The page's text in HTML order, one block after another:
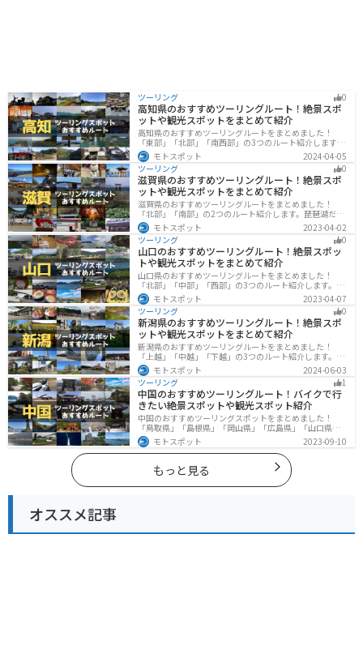
ツーリング 0
高知県のおすすめツーリングルート！絶景スポ
ットや観光スポットをまとめて紹介
高知県のおすすめツーリングルートをまとめました！
「東部」「北部」「南西部」の3つのルート紹介します。
山と海どちらも楽しめるスポットが多数あり、様々な楽
しみ方ができます。バイクで高知県にツーリングに行く
際は参考にしてください。
モトスポット
2024-04-05
ツーリング
0
滋賀県のおすすめツーリングルート！絶景スポ
ットや観光スポットをまとめて紹介
滋賀県のおすすめツーリングルートをまとめました！
「北部」「南部」の2つのルート紹介します。琵琶湖だけ
でなく、比叡山ドライブウェイなどの山を楽しめるスポ
ットも多数あります。バイクで滋賀県にツーリングに行
く際は参考にしてください。
モトスポット
2023-04-02
ツーリング
0
山口のおすすめツーリングルート！絶景スポッ
トや観光スポットをまとめて紹介
山口県のおすすめツーリングルートをまとめました！
「北部」「中部」「西部」の3つのルート紹介します。美
しい海岸線や山々を楽しむことができます。バイクで山
口県にツーリングに行く際は参考にしてください。
モトスポット
2023-04-07
ツーリング
0
新潟県のおすすめツーリングルート！絶景スポ
ットや観光スポットをまとめて紹介
新潟県のおすすめツーリングルートをまとめました！
「上越」「中越」「下越」の3つのルート紹介します。自
然豊かな山と海、グルメも充実しており、自然を満喫す
るツーリングができます。バイクで新潟県にツーリング
に行く際は参考にしてください。
モトスポット
2024-06-03
ツーリング
1
中国のおすすめツーリングルート！バイクで行
きたい絶景スポットや観光スポット紹介
中国のおすすめツーリングスポットをまとめました！
「鳥取県」「島根県」「岡山県」「広島県」「山口県」
の各県の観光地紹介します。自然豊かな山々や湖、温泉
地が点在し、四季折々の景色を楽しめるスポットが多数
あります。バイクで中国にツーリングに行く際は参考に
してください。
モトスポット 2023-09-10
もっと見る
オススメ記事